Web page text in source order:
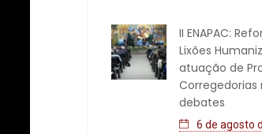
II ENAPAC:
Lixões
atuação de
debates
6 de agosto